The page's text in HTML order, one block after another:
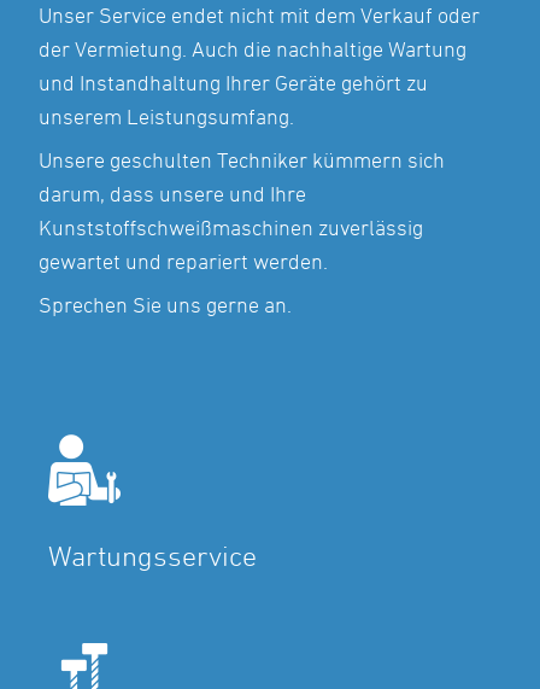
Unser Service endet nicht mit dem Verkauf oder
der Vermietung. Auch die nachhaltige Wartung
und Instandhaltung Ihrer Geräte gehört zu
unserem Leistungsumfang.
Unsere geschulten Techniker kümmern sich
darum, dass unsere und Ihre
Kunststoffschweißmaschinen zuverlässig
gewartet und repariert werden.
Sprechen Sie uns gerne an.
Wartungsservice